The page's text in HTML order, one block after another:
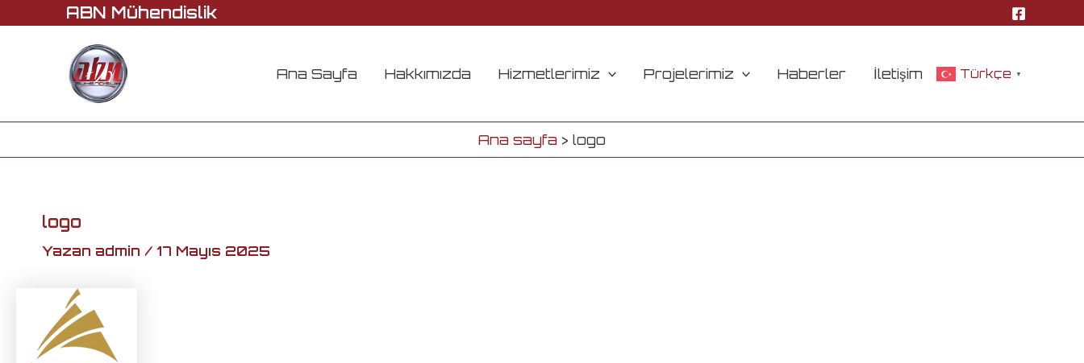
ABN Mühendislik
Ana Sayfa Hakkımızda Hizmetlerimiz Projelerimiz Haberler İletişim Türkçe ▼
Ana sayfa logo
logo
Yazan admin / 17 Mayıs 2025